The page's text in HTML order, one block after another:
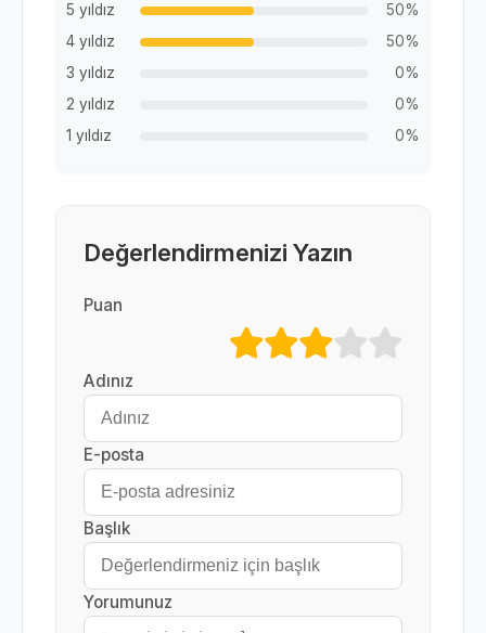
5 yıldız
50%
4 yıldız
50%
3 yıldız
0%
2 yıldız
0%
1 yıldız
0%
Değerlendirmenizi Yazın
Puan
Adınız
E-posta
Başlık
Yorumunuz